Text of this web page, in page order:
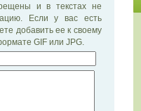
и в текстах не
Если у вас есть
добавить ее к своему
GIF или JPG.